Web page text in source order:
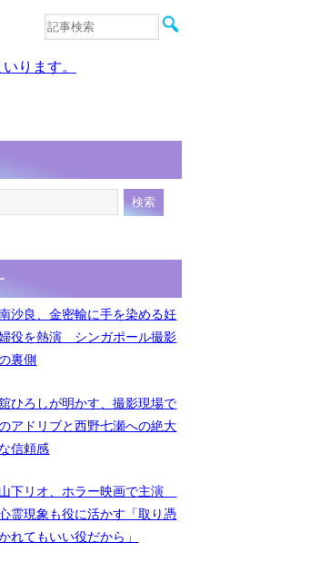
音楽
ります。
沙良、金密輸に手を染める妊
役を熱演 シンガポール撮影
裏側
ひろしが明かす、撮影現場で
アドリブと西野七瀬への絶大
な信頼感
山下リオ、ホラー映画で主演
霊現象も役に活かす「取り憑
れてもいい役だから」